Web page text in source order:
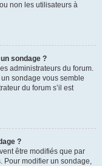
non les utilisateurs à
sondage ?
administrateurs du forum.
sondage vous semble
du forum s’il est
?
être modifiés que par
Pour modifier un sondage,